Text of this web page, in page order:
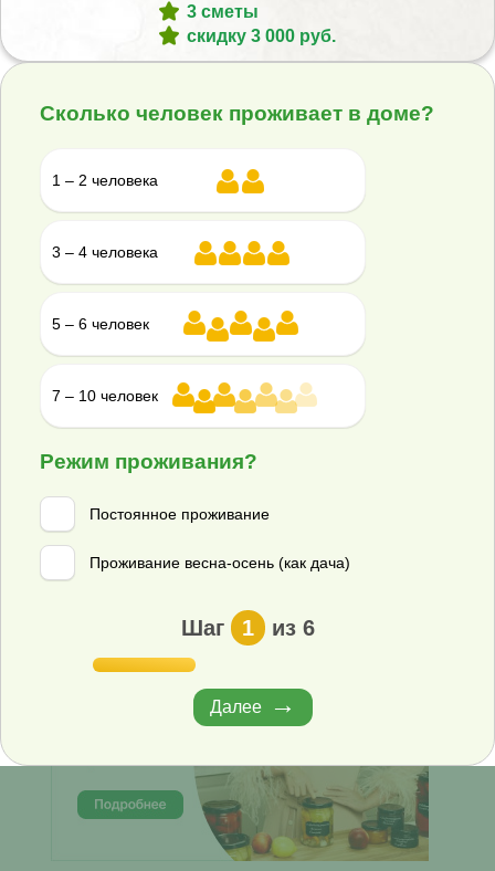
всегда на связи
+7 (800) 350-05-34
info+stavropol@septik-rus.ru
Подберите септик
за 3 минуты и получите:
скидку 3 000 руб.
Подобрать >>
ЗАКАЗАТЬ ЗВОНОК
Гарантийная книжка
3 сметы
скидку 3 000 руб.
Сколько человек проживает в доме?
1 – 2 человека
3 – 4 человека
5 – 6 человек
7 – 10 человек
Режим проживания?
Постоянное проживание
Проживание весна-осень (как дача)
Шаг 1 из 6
Далее